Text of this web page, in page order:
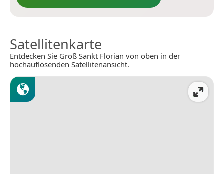
Satellitenkarte
Entdecken Sie Groß Sankt Florian von oben in der
hochauflösenden Satellitenansicht.